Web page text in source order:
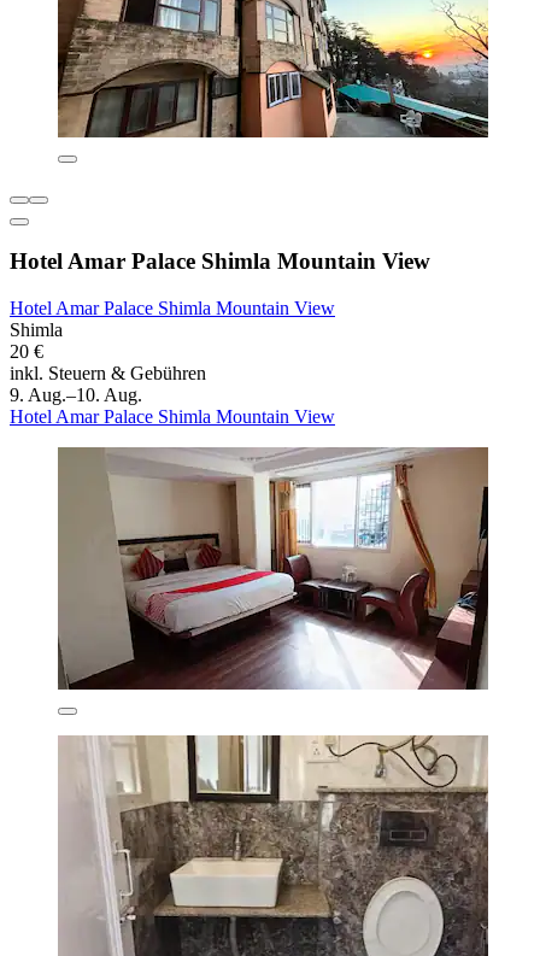
Hotel Amar Palace Shimla Mountain View
Hotel Amar Palace Shimla Mountain View
Shimla
20 €
inkl. Steuern & Gebühren
9. Aug.–10. Aug.
Hotel Amar Palace Shimla Mountain View